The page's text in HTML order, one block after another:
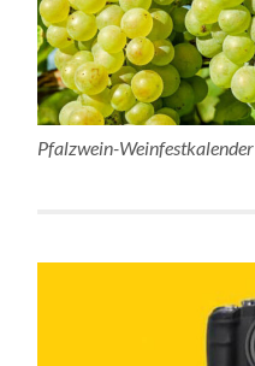
Pfalzwein-Weinfestkalender